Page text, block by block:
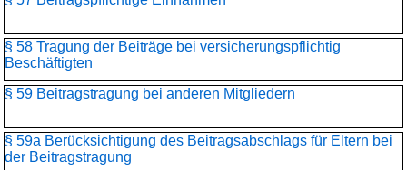
§ 58 Tragung der Beiträge bei versicherungspflichtig
Beschäftigten
§ 59 Beitragstragung bei anderen Mitgliedern
§ 59a Berücksichtigung des Beitragsabschlags für Eltern bei
der Beitragstragung